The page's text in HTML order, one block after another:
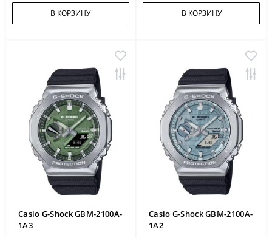
В КОРЗИНУ В КОРЗИНУ
Casio G-Shock GBM-2100A-
1A3
Casio G-Shock GBM-2100A-
1A2